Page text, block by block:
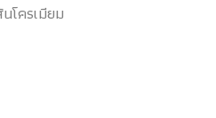
โครเมียม